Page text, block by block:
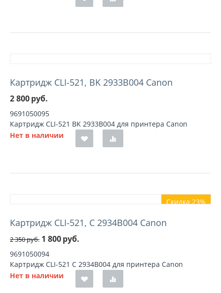
Картридж CLI-521, BK 2933B004 Canon
2 800руб.
9691050095
Картридж CLI-521 BK 2933B004 для принтера Canon
Нет в наличии
Скидка 23%
Картридж CLI-521, C 2934B004 Canon
2 350руб. 1 800руб.
9691050094
Картридж CLI-521 C 2934B004 для принтера Canon
Нет в наличии